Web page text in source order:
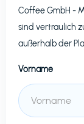
Coffee GmbH -
sind vertraulich
außerhalb der
Vorname